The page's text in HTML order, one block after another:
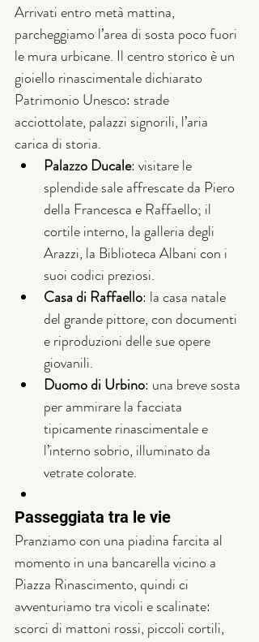
Arrivati entro metà mattina,
parcheggiamo l’area di sosta poco fuori
le mura urbicane. Il centro storico è un
gioiello rinascimentale dichiarato
Patrimonio Unesco: strade
acciottolate, palazzi signorili, l’aria
carica di storia.
Palazzo Ducale: visitare le
splendide sale affrescate da Piero
della Francesca e Raffaello; il
cortile interno, la galleria degli
Arazzi, la Biblioteca Albani con i
suoi codici preziosi.
Casa di Raffaello: la casa natale
del grande pittore, con documenti
e riproduzioni delle sue opere
giovanili.
Duomo di Urbino: una breve sosta
per ammirare la facciata
tipicamente rinascimentale e
l’interno sobrio, illuminato da
vetrate colorate.
Passeggiata tra le vie
Pranziamo con una piadina farcita al
momento in una bancarella vicino a
Piazza Rinascimento, quindi ci
avventuriamo tra vicoli e scalinate:
scorci di mattoni rossi, piccoli cortili,